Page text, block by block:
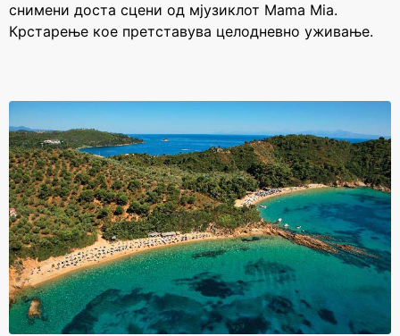
снимени доста сцени од мјузиклот Mama Mia.
Крстарење кое претставува целодневно уживање.